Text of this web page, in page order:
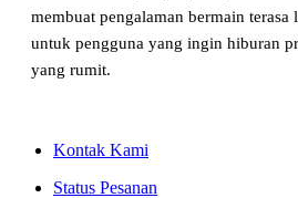
membuat pengalaman bermain terasa
untuk pengguna yang ingin hiburan
yang rumit.
Kontak Kami
Status Pesanan